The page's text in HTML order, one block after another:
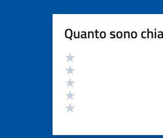
Quanto sono
Valutazione